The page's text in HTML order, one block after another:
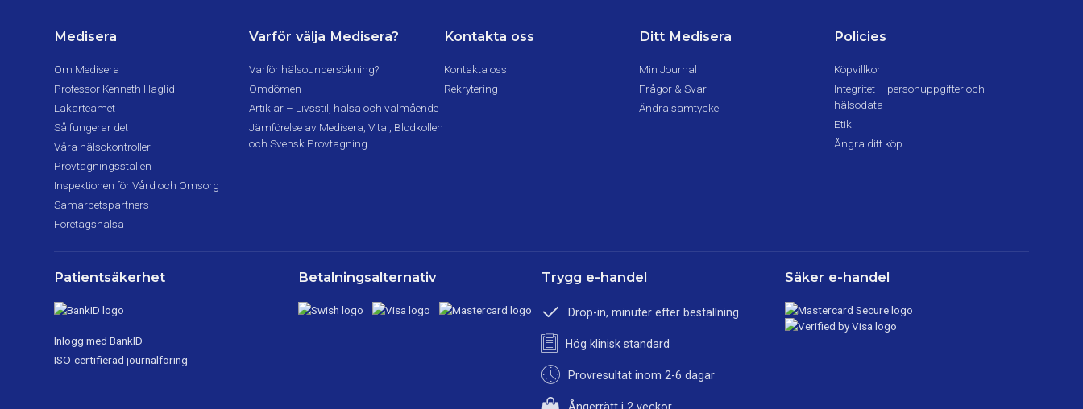
Medisera
Om Medisera
Professor Kenneth Haglid
Läkarteamet
Så fungerar det
Våra hälsokontroller
Provtagningsställen
Inspektionen för Vård och Omsorg
Samarbetspartners
Företagshälsa
Varför välja Medisera?
Varför hälsoundersökning?
Omdömen
Artiklar – Livsstil, hälsa och välmående
Jämförelse av Medisera, Vital, Blodkollen
och Svensk Provtagning
Kontakta oss
Kontakta oss
Rekrytering
Ditt Medisera
Min Journal
Frågor & Svar
Ändra samtycke
Policies
Köpvillkor
Integritet – personuppgifter och
hälsodata
Etik
Ångra ditt köp
Patientsäkerhet
Inlogg med BankID
ISO-certifierad journalföring
Betalningsalternativ Trygg e-handel
Drop-in, minuter efter beställning
Hög klinisk standard
Provresultat inom 2-6 dagar
Säker e-handel